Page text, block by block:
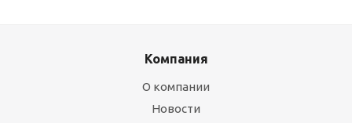
Компания
О компании
Новости